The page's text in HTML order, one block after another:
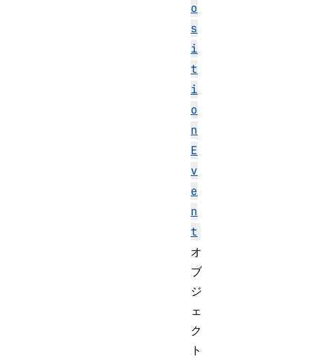
o
s
i
t
i
o
n
E
v
e
n
t
オ
ブ
ジ
ェ
ク
ト